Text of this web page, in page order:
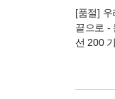
[품절]
끝으로 -
선 200